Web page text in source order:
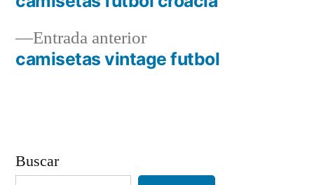
Navegación
deEntrada anteriorEntrada
anterior:
camisetas vintage futbol
Buscar